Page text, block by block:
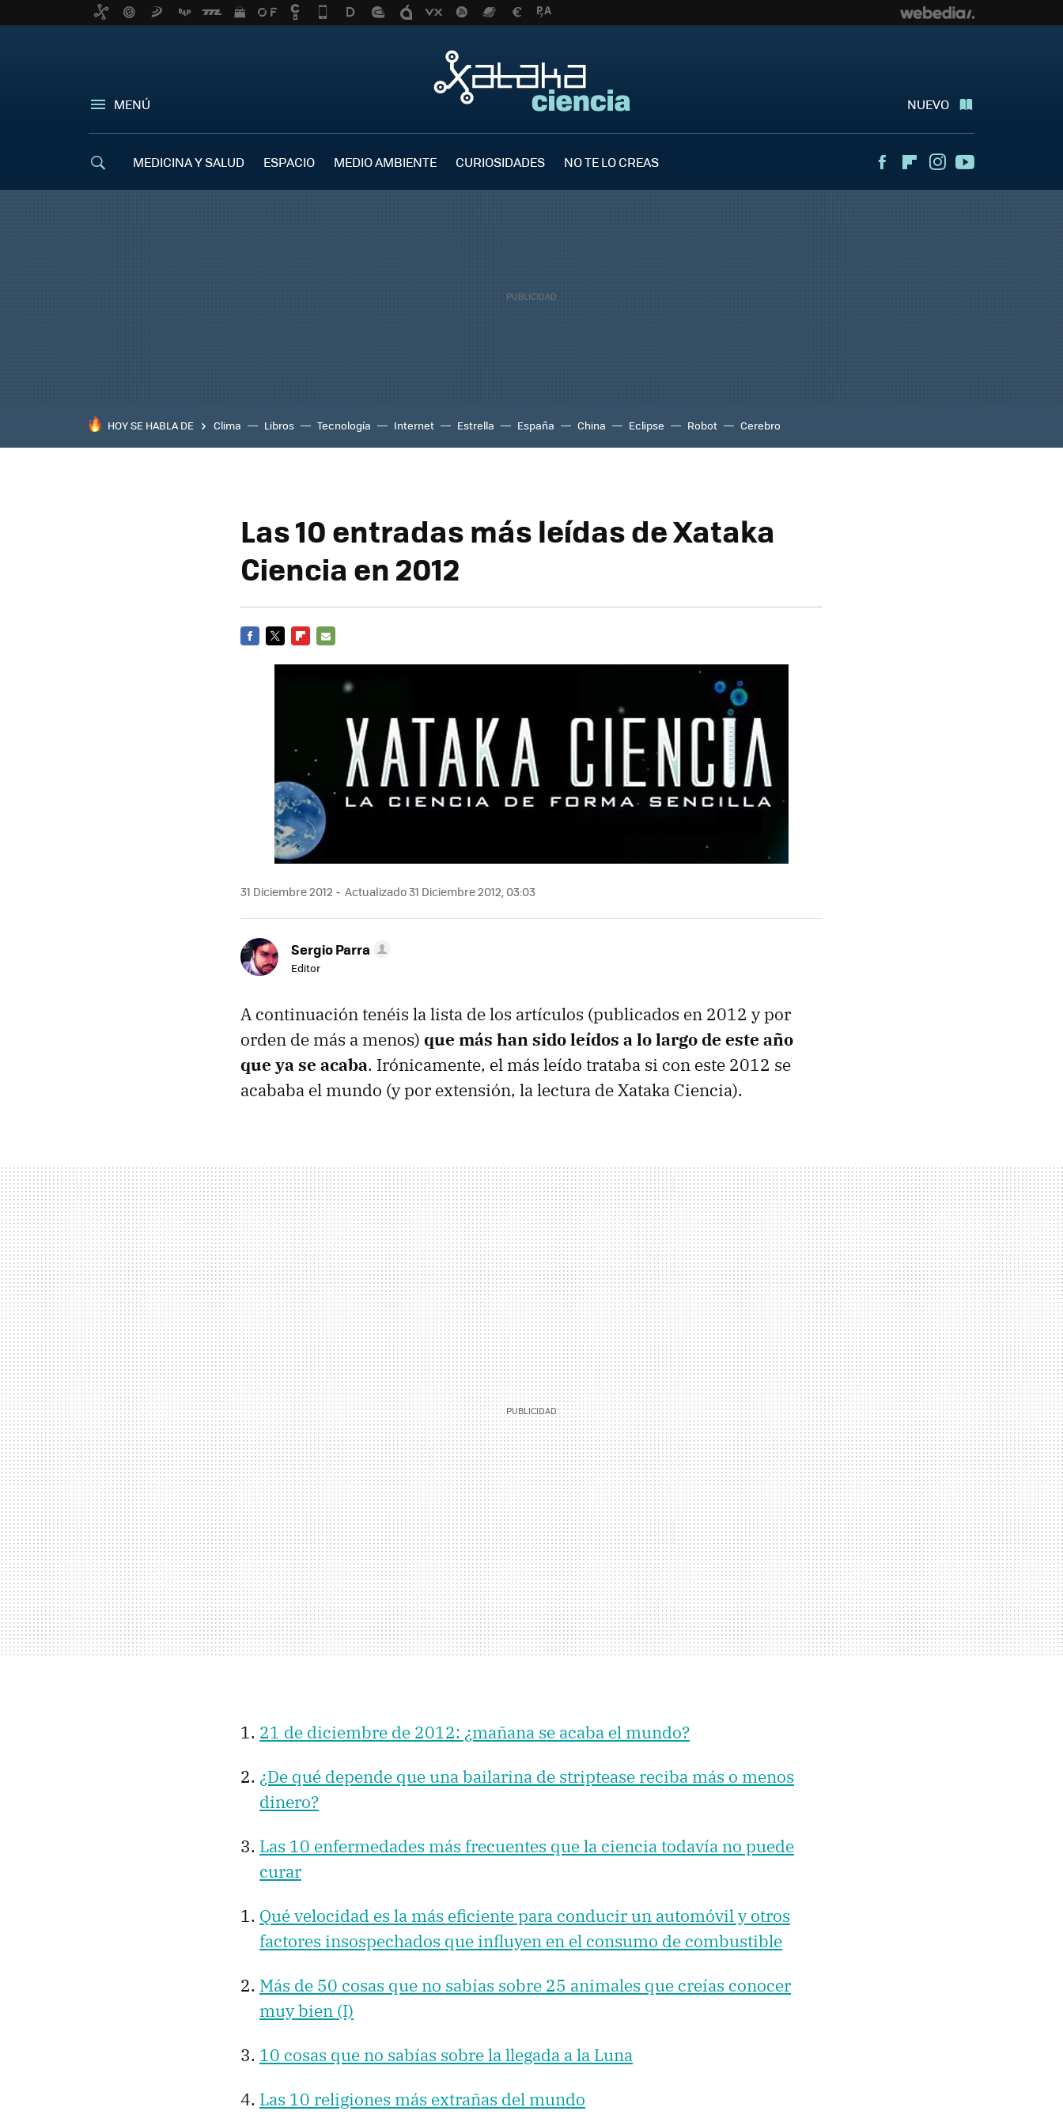
MENÚ NUEVO
MEDICINA Y SALUD ESPACIO MEDIO AMBIENTE CURIOSIDADES NO TE LO CREAS FacebookFlipboardInstagram
HOY SE HABLA DE Clima Libros Tecnología Internet Estrella España China Eclipse Robot Cerebro
Las 10 entradas más leídas de Xataka
Ciencia en 2012
31 Diciembre 2012 Actualizado 31 Diciembre 2012, 03:03
Sergio Parra
Editor
A continuación tenéis la lista de los artículos (publicados en 2012 y por
orden de más a menos) que más han sido leídos a lo largo de este año
que ya se acaba. Irónicamente, el más leído trataba si con este 2012 se
acababa el mundo (y por extensión, la lectura de Xataka Ciencia).
21 de diciembre de 2012: ¿mañana se acaba el mundo?
¿De qué depende que una bailarina de striptease reciba más o menos
dinero?
Las 10 enfermedades más frecuentes que la ciencia todavía no puede
curar
Qué velocidad es la más eficiente para conducir un automóvil y otros
factores insospechados que influyen en el consumo de combustible
Más de 50 cosas que no sabías sobre 25 animales que creías conocer
muy bien (I)
10 cosas que no sabías sobre la llegada a la Luna
Las 10 religiones más extrañas del mundo